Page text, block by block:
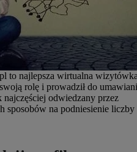
to najlepsza wirtualna
rolę i prowadził do
odwiedzany przez
sposobów na podniesienie liczby